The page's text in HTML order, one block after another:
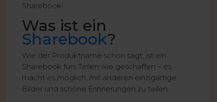
Sharebook!
Was ist ein
Sharebook?
Wie der Produktname schon sagt, ist ein
Sharebook fürs Teilen wie geschaffen – es
macht es möglich, mit anderen einzigartige
Bilder und schöne Erinnerungen zu teilen.